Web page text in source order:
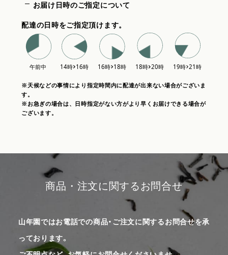
お届け日時のご指定について
配達の日時をご指定頂けます。
※天候などの事情により指定時間内に配達が出来ない場合がございま
す。
※お急ぎの場合は、日時指定がない方がより早くお届けできる場合が
ございます。
商品・注文に関するお問合せ
山年園ではお電話での商品・ご注文に関するお問合せを承
っております。